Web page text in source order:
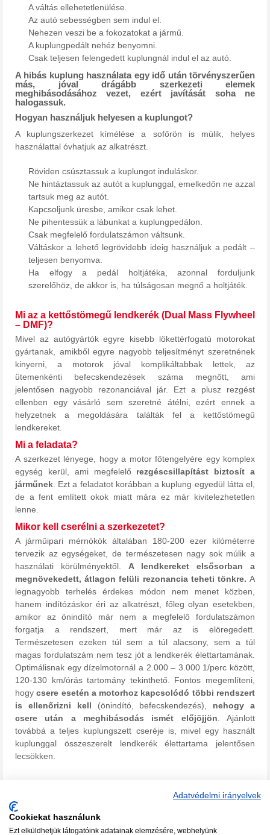
A váltás ellehetetlenülése.
Az autó sebességben sem indul el.
Nehezen veszi be a fokozatokat a jármű.
A kuplungpedált nehéz benyomni.
Csak teljesen felengedett kuplungnál indul el az autó.
A hibás kuplung használata egy idő után törvényszerűen
más, jóval drágább szerkezeti elemek
meghibásodásához vezet, ezért javítását soha ne
halogassuk.
Hogyan használjuk helyesen a kuplungot?
A kuplungszerkezet kímélése a sofőrön is múlik, helyes
használattal óvhatjuk az alkatrészt.
Röviden csúsztassuk a kuplungot induláskor.
Ne hintáztassuk az autót a kuplunggal, emelkedőn ne azzal
tartsuk meg az autót.
Kapcsoljunk üresbe, amikor csak lehet.
Ne pihentessük a lábunkat a kuplungpedálon.
Csak megfelelő fordulatszámon váltsunk.
Váltáskor a lehető legrövidebb ideig használjuk a pedált –
teljesen benyomva.
Ha elfogy a pedál holtjátéka, azonnal forduljunk
szerelőhöz, de akkor is, ha túlságosan megnő a holtjáték.
Mi az a kettőstömegű lendkerék (Dual Mass Flywheel
– DMF)?
Mivel az autógyártók egyre kisebb lökettérfogatú motorokat
gyártanak, amikből egyre nagyobb teljesítményt szeretnének
kinyerni, a motorok jóval komplikáltabbak lettek, az
ütemenkénti befecskendezések száma megnőtt, ami
jelentősen nagyobb rezonanciával jár. Ezt a plusz rezgést
ellenben egy vásárló sem szeretné átélni, ezért ennek a
helyzetnek a megoldására találták fel a kettőstömegű
lendkereket.
Mi a feladata?
A szerkezet lényege, hogy a motor főtengelyére egy komplex
egység kerül, ami megfelelő rezgéscsillapítást biztosít a
járműnek . Ezt a feladatot korábban a kuplung egyedül látta el,
de a fent említett okok miatt mára ez már kivitelezhetetlen
lenne.
Mikor kell cserélni a szerkezetet?
A járműipari mérnökök általában 180-200 ezer kilóméterre
tervezik az egységeket, de természetesen nagy sok múlik a
használati körülményektől. A lendkereket elsősorban a
megnövekedett, átlagon felüli rezonancia teheti tönkre. A
legnagyobb terhelés érdekes módon nem menet közben,
hanem indítózáskor éri az alkatrészt, főleg olyan esetekben,
amikor az önindító már nem a megfelelő fordulatszámon
forgatja a rendszert, mert már az is elöregedett.
Természetesen ezeken túl sem a túl alacsony, sem a túl
magas fordulatszám nem tesz jót a lendkerék élettartamának.
Optimálisnak egy dízelmotornál a 2.000 – 3.000 1/perc között,
120-130 km/órás tartomány tekinthető. Fontos megemlíteni,
hogycsere esetén a motorhoz kapcsolódó többi rendszert
is ellenőrizni kell (önindító, befecskendezés), nehogy a
csere után a meghibásodás ismét előjöjjön . Ajánlott
továbbá a teljes kuplungszett cseréje is, mivel egy használt
kuplunggal összeszerelt lendkerék élettartama jelentősen
lecsökken.
Adatvédelmi irányelvek
Cookiekat használunk
Ezt elküldhetjük látogatóink adatainak elemzésére, webhelyünk